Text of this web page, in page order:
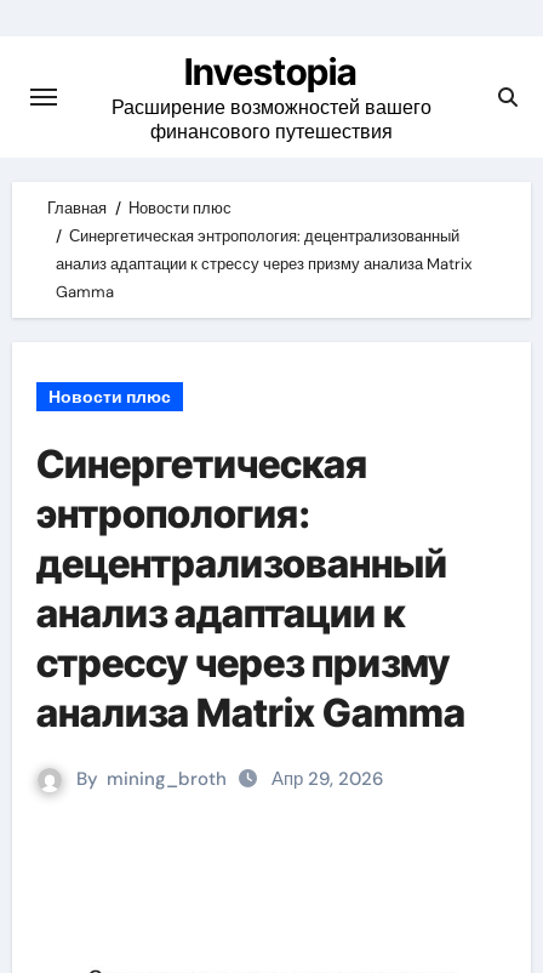
content
Investopia
Расширение возможностей вашего
финансового путешествия
Главная
Новости плюс
Синергетическая энтропология: децентрализованный
анализ адаптации к стрессу через призму анализа Matrix
Gamma
Новости плюс
Синергетическая
энтропология:
децентрализованный
анализ адаптации к
стрессу через призму
анализа Matrix Gamma
By mining_broth Апр 29, 2026